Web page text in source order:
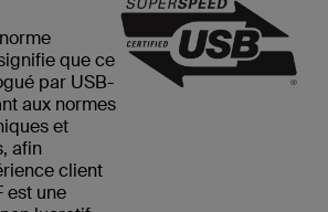
que ce
par USB-
aux normes
et
afin
client
est une